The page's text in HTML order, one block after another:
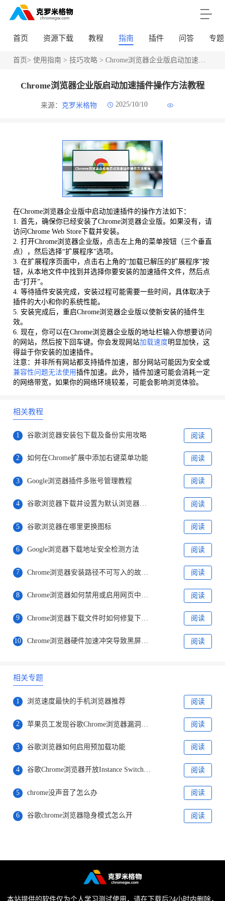
首页 资源下载 教程 指南 插件 问答 专题
首页> 使用指南 > 技巧攻略> Chrome浏览器企业版启动加速插件操作方法教程
Chrome浏览器企业版启动加速插件操作方法教程
来源： 克罗米格物 2025/10/10
在Chrome浏览器企业版中启动加速插件的操作方法如下：
1. 首先，确保你已经安装了Chrome浏览器企业版。如果没有，请
访问Chrome Web Store下载并安装。
2. 打开Chrome浏览器企业版，点击左上角的菜单按钮（三个垂直
点），然后选择“扩展程序”选项。
3. 在扩展程序页面中，点击右上角的“加载已解压的扩展程序”按
钮，从本地文件中找到并选择你要安装的加速插件文件，然后点
击“打开”。
4. 等待插件安装完成，安装过程可能需要一些时间，具体取决于
插件的大小和你的系统性能。
5. 安装完成后，重启Chrome浏览器企业版以使新安装的插件生
效。
6. 现在，你可以在Chrome浏览器企业版的地址栏输入你想要访问
的网站，然后按下回车键。你会发现网站加载速度明显加快，这
得益于你安装的加速插件。
注意：并非所有网站都支持插件加速，部分网站可能因为安全或
兼容性问题无法使用插件加速。此外，插件加速可能会消耗一定
的网络带宽，如果你的网络环境较差，可能会影响浏览体验。
相关教程
1 谷歌浏览器安装包下载及备份实用攻略 阅读
2 如何在Chrome扩展中添加右键菜单功能 阅读
3 Google浏览器插件多账号管理教程 阅读
4 谷歌浏览器下载并设置为默认浏览器的操作步骤 阅读
5 谷歌浏览器在哪里更换图标 阅读
6 Google浏览器下载地址安全检测方法 阅读
7 Chrome浏览器安装路径不可写入的故障修复方法 阅读
8 Chrome浏览器如何禁用或启用网页中的弹出窗口 阅读
9 阅读
10 阅读
相关专题
1 浏览速度最快的手机浏览器推荐 阅读
2 阅读
3 谷歌浏览器如何启用预加载功能 阅读
4 谷歌Chrome浏览器开放Instance Switcher功能详情介绍 阅读
5 chrome没声音了怎么办 阅读
6 谷歌chrome浏览器隐身模式怎么开 阅读
本站提供的软件仅为个人学习测试使用，请在下载后24小时内删除，